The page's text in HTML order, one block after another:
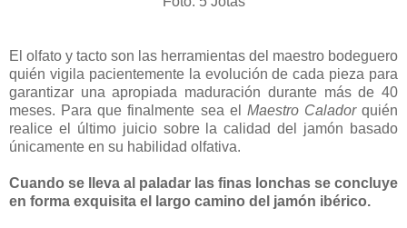
El olfato y tacto son las herramientas del maestro bodeguero
quién vigila pacientemente la evolución de cada pieza para
garantizar una apropiada maduración durante más de 40
meses. Para que finalmente sea el Maestro Caladorquién
realice el último juicio sobre la calidad del jamón basado
únicamente en su habilidad olfativa.
Cuando se lleva al paladar las finas lonchas se concluye
en forma exquisita el largo camino del jamón ibérico.